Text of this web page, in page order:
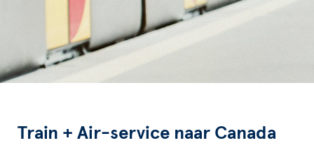
Train + Air-service naar Canada